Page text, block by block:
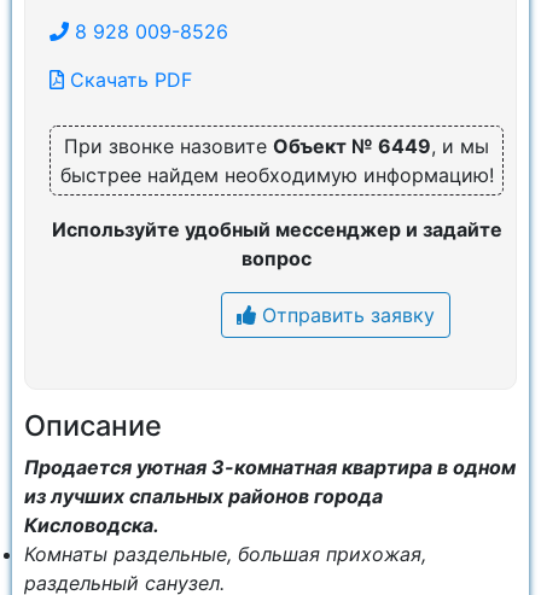
8 928 009-8526
Скачать PDF
При звонке назовите Объект № 6449, и мы
быстрее найдем необходимую информацию!
Используйте удобный мессенджер и задайте
вопрос
Отправить заявку
Описание
Продается уютная 3-комнатная квартира в одном
из лучших спальных районов города
Кисловодска.
Комнаты раздельные, большая прихожая,
раздельный санузел.